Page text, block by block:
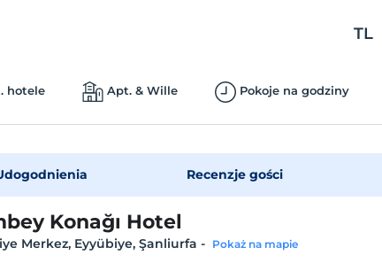
TL
hotele Apt. & Wille Pokoje na godziny
Recenzje gości
Konağı Hotel
Merkez, Eyyübiye, Şanliurfa - Pokaż na mapie